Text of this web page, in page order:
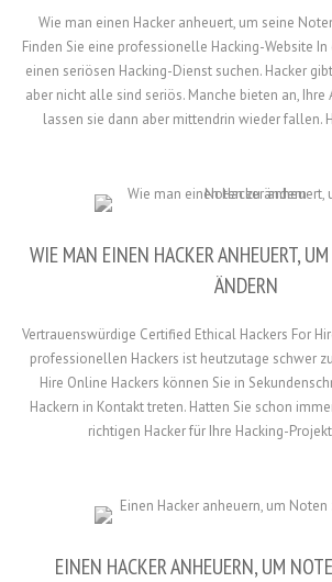
Wie man einen Hacker anheuert, um seine
Finden Sie eine professionelle Hacking-Website In
einen seriösen Hacking-Dienst suchen. Hacker
aber nicht alle sind seriös. Manche bieten an, Ihre
lassen sie dann aber mittendrin wieder fallen.
WIE MAN EINEN HACKER ANHEUERT,
ÄNDERN
Vertrauenswürdige Certified Ethical Hackers For
professionellen Hackers ist heutzutage schwer
Hire Online Hackers können Sie in
Hackern in Kontakt treten. Hatten Sie schon
richtigen Hacker für Ihre Hacking-
EINEN HACKER ANHEUERN, UM